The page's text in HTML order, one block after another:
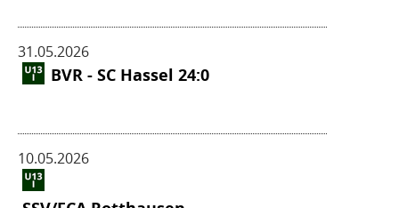
31.05.2026
BVR - SC Hassel 24:0
10.05.2026